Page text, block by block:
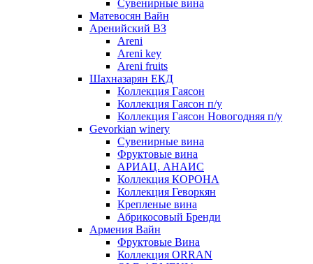
Cувенирные вина
Матевосян Вайн
Аренийский ВЗ
Areni
Areni key
Areni fruits
Шахназарян ЕКД
Коллекция Гаясон
Коллекция Гаясон п/у
Коллекция Гаясон Новогодняя п/у
Gevorkian winery
Сувенирные вина
Фруктовые вина
АРИАЦ. АНАИС
Коллекция КОРОНА
Коллекция Геворкян
Крепленые вина
Абрикосовый Бренди
Армения Вайн
Фруктовые Вина
Коллекция ORRAN